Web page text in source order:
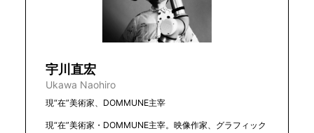
宇川直宏
Ukawa Naohiro
現“在”美術家、DOMMUNE主宰
現“在”美術家・DOMMUNE主宰。映像作家、グラフィック